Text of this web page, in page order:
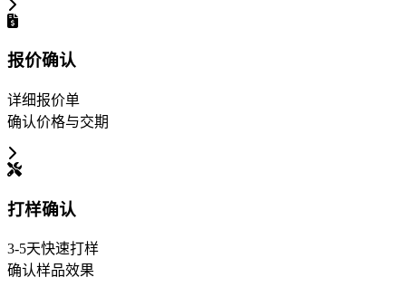
报价确认
详细报价单
确认价格与交期
打样确认
3-5天快速打样
确认样品效果